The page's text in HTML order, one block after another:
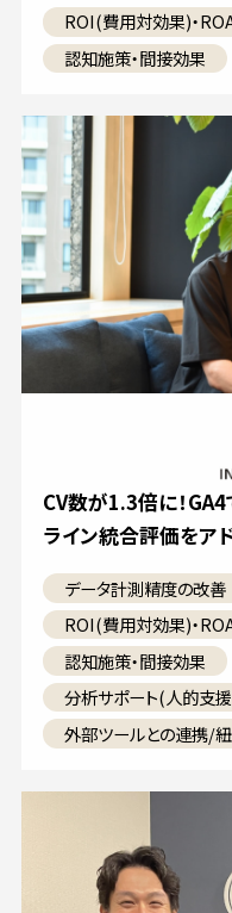
ROI(費用対効果)・
認知施策・間接効果
CV数が1.3倍に！
ライン統合評価をア
データ計測精度の改善
ROI(費用対効果)・
認知施策・間接効果
分析サポート(人的支
外部ツールとの連携/